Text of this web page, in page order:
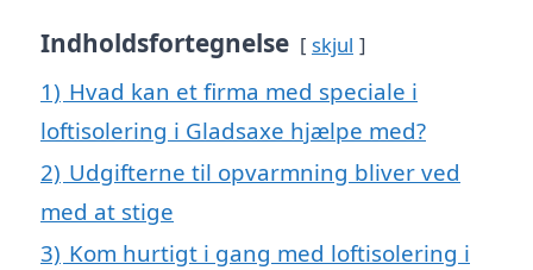
Indholdsfortegnelse skjul
1) Hvad kan et firma med speciale i
loftisolering i Gladsaxe hjælpe med?
2) Udgifterne til opvarmning bliver ved
med at stige
3) Kom hurtigt i gang med loftisolering i